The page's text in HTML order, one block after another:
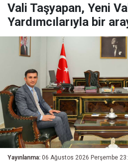
Vali Taşyapan, Yeni
Yardımcılarıyla bir
Yayınlanma: 06 Ağustos 2026 Perşembe